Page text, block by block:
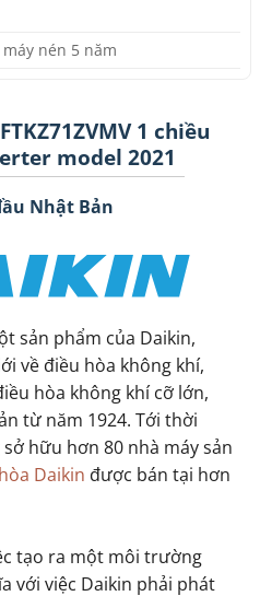
nén 5 năm
1 chiều
model 2021
Nhật Bản
sản phẩm của Daikin,
về điều hòa không khí,
hòa không khí cỡ lớn,
từ năm 1924. Tới thời
hữu hơn 80 nhà máy sản
Daikin được bán tại hơn
tạo ra một môi trường
với việc Daikin phải phát